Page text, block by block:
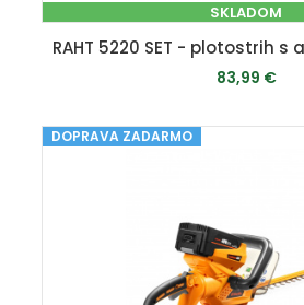
SKLADOM
83,99 €
PRIDAŤ DO KOŠÍKA
DOPRAVA ZADARMO